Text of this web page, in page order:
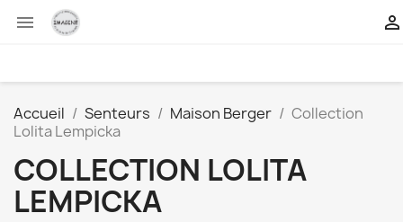
 
Accueil Senteurs Maison Berger
Collection
Lolita Lempicka
COLLECTION LOLITA
LEMPICKA